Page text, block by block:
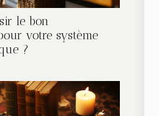
le bon
votre système
?